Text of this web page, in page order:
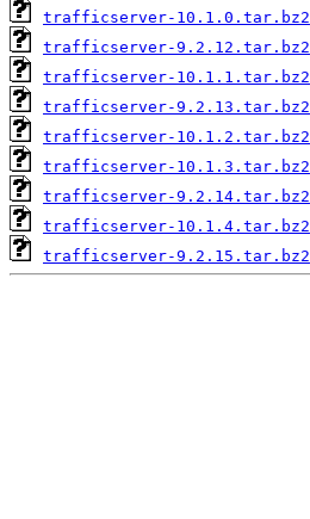
trafficserver-10.1.0.tar.bz2
trafficserver-9.2.12.tar.bz2
trafficserver-10.1.1.tar.bz2
trafficserver-9.2.13.tar.bz2
trafficserver-10.1.2.tar.bz2
trafficserver-10.1.3.tar.bz2
trafficserver-9.2.14.tar.bz2
trafficserver-10.1.4.tar.bz2
trafficserver-9.2.15.tar.bz2